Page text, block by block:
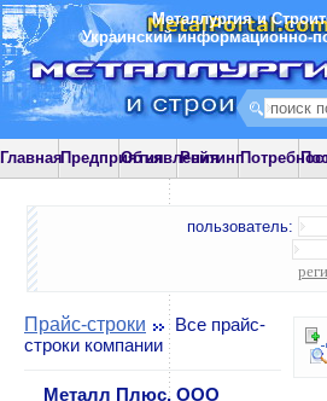
Металлургия и
Украинский информационно-
ГлавнаяПредприятияОбъявления
Рейтинг
пользователь:
Прайс-строки
Все прайс-
строки компании
Металл Плюс, ООО